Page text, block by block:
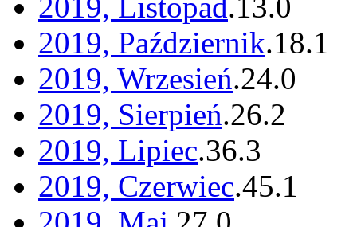
2019, Listopad.13.0
2019, Październik.18.1
2019, Wrzesień.24.0
2019, Sierpień.26.2
2019, Lipiec.36.3
2019, Czerwiec.45.1